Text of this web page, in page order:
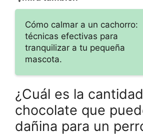
Cómo calmar a un cachorro:
técnicas efectivas para
tranquilizar a tu pequeña
mascota.
¿Cuál es la
chocolate que
dañina para un